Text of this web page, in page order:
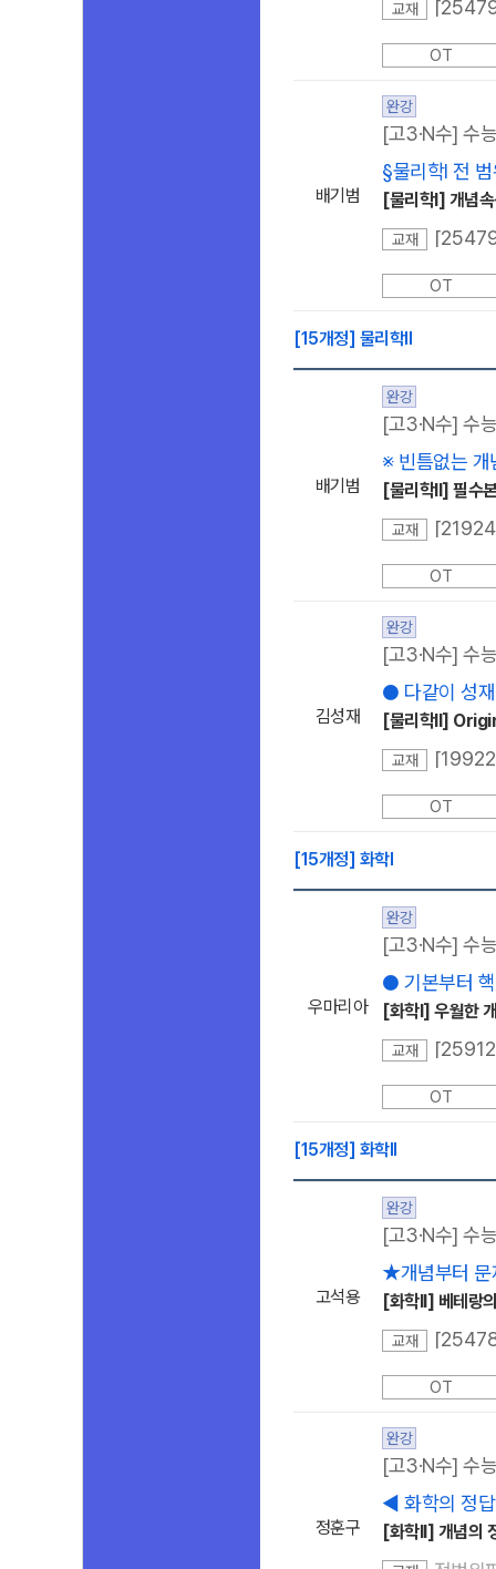
교재
OT
배기범
완강
[고3·N수] 수
§물리학Ⅰ 전
[물리학l] 개념
교재
OT
[15개정] 물리학ll
배기범
완강
[고3·N수] 수
※ 빈틈없는 개
[물리학ll] 필수
교재
OT
김성재
완강
[고3·N수] 수
● 다같이 성
[물리학ll]
교재
OT
[15개정] 화학l
우마리아
완강
[고3·N수] 수
● 기본부터
[화학l] 우월한
교재
OT
[15개정] 화학ll
고석용
완강
[고3·N수] 수
★개념부터 문
[화학ll] 베테랑
교재
OT
정훈구
완강
[고3·N수] 수
◀ 화학의 정
[화학ll] 개념의